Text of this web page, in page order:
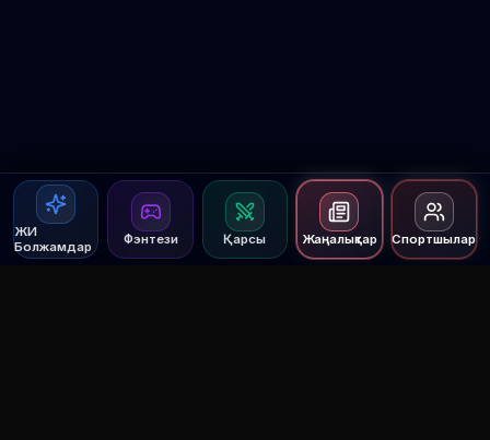
ЖИ
Болжамдар
Фэнтези Қарсы Жаңалықтар Спортшылар